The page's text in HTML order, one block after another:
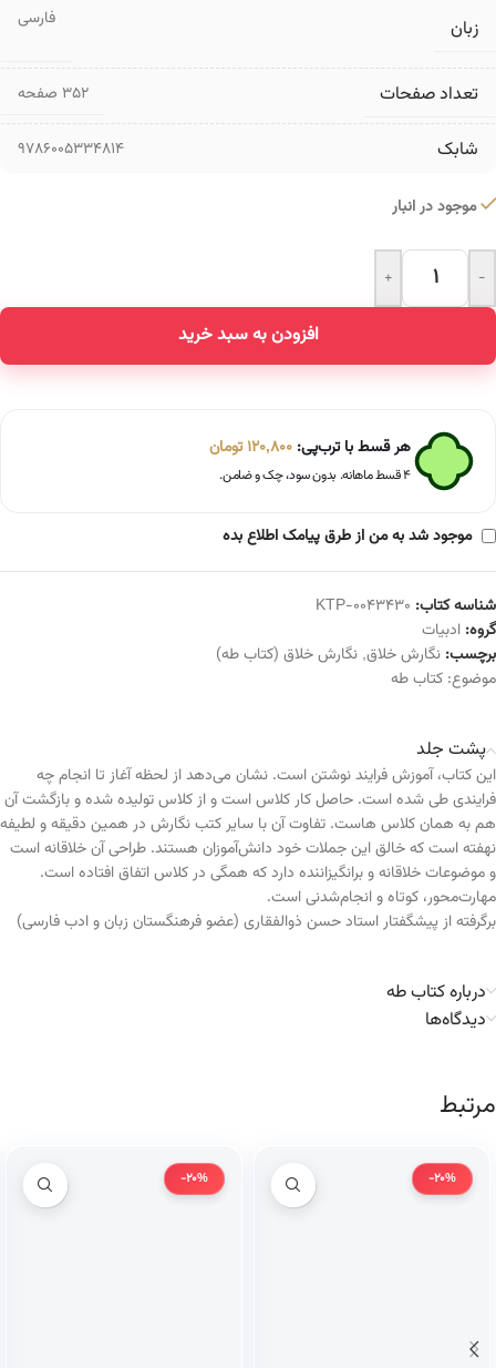
زبان فارسی
تعداد صفحات ۳۵۲ صفحه
شابک 9786005334814
موجود در انبار
-
+
افزودن به سبد خرید
Alternative:
هر قسط با ترب‌پی: 120,800تومان
۴ قسط ماهانه. بدون سود، چک و ضامن.
موجود شد به من از طرق پیامک اطلاع بده
شناسه کتاب: KTP-0043430
گروه: ادبیات
برچسب: نگارش خلاق, نگارش خلاق (کتاب طه)
موضوع: کتاب طه
پشت جلد
این کتاب، آموزش فرایند نوشتن است. نشان می‌دهد از لحظه آغاز تا انجام چه
فرایندی طی شده است. حاصل کار کلاس است و از کلاس تولیده شده و بازگشت آن
هم به همان کلاس هاست. تفاوت آن با سایر کتب نگارش در همین دقیقه و لطیفه
نهفته است که خالق این جملات خود دانش‌آموزان هستند. طراحی آن خلاقانه است
و موضوعات خلاقانه و برانگیزاننده دارد که همگی در کلاس اتفاق افتاده است.
مهارت‌محور، کوتاه و انجام‌شدنی است.
برگرفته از پیشگفتار استاد حسن ذوالفقاری (عضو فرهنگستان زبان و ادب فارسی)
درباره کتاب طه
دیدگاه‌ها
مرتبط
-20%
-20%